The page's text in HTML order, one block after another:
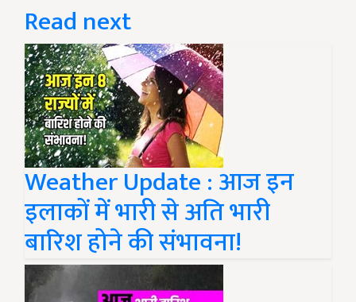
Read next
Weather Update : आज इन
इलाकों में भारी से अति भारी
बारिश होने की संभावना!